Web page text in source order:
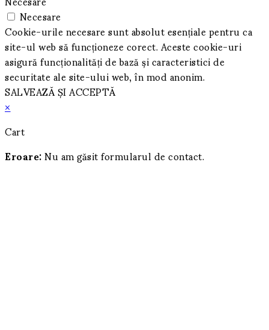
Necesare
Cookie-urile necesare sunt absolut esențiale pentru ca
site-ul web să funcționeze corect. Aceste cookie-uri
asigură funcționalități de bază și caracteristici de
securitate ale site-ului web, în mod anonim.
SALVEAZĂ ȘI ACCEPTĂ
×
Cart
Eroare:Nu am găsit formularul de contact.